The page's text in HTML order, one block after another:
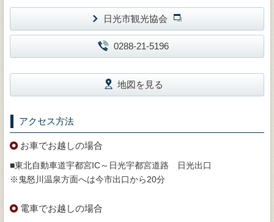
日光市観光協会
0288-21-5196
地図を見る
アクセス方法
お車でお越しの場合
■東北自動車道宇都宮IC～日光宇都宮道路 日光出口
※鬼怒川温泉方面へは今市出口から20分
電車でお越しの場合